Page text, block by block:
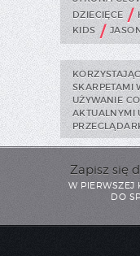
DZIECIĘCE /
KIDS /
SKARPETAMI
UŻYWANIE
AKTUALNYMI
Zapisz się
W PIERWSZEJ
DO